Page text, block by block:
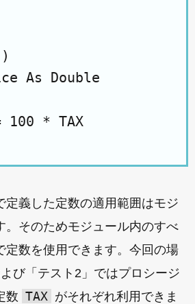
As Double
100 * TAX
定義した定数の適用範囲はモジ
。そのためモジュール内のすべ
定数を使用できます。今回の場
び「テスト2」ではプロシージ
数 TAX がそれぞれ利用できま